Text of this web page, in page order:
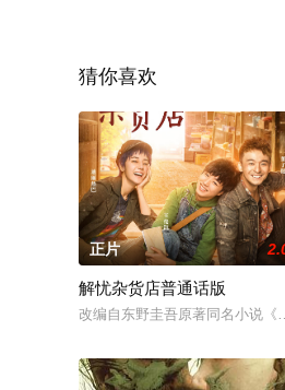
猜你喜欢
正片
解忧杂货店普通话版
改编自东野圭吾原著同名小说《